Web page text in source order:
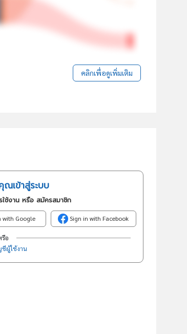
คลิกเพื่อดูเพิ่มเติม
ณเข้าสู่ระบบ
ใช้งาน หรือ สมัครสมาชิก
with Google Sign in with Facebook
รือ
ผู้ใช้งาน